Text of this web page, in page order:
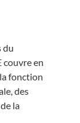
du
couvre en
fonction
des
la